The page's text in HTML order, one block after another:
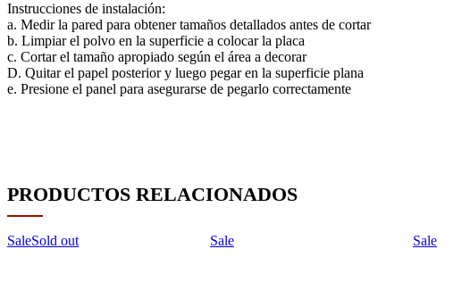
Instrucciones de instalación:
a. Medir la pared para obtener tamaños detallados antes de cortar
b. Limpiar el polvo en la superficie a colocar la placa
c. Cortar el tamaño apropiado según el área a decorar
D. Quitar el papel posterior y luego pegar en la superficie plana
e. Presione el panel para asegurarse de pegarlo correctamente
PRODUCTOS RELACIONADOS
SaleSold out Sale Sale